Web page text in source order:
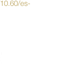
es-